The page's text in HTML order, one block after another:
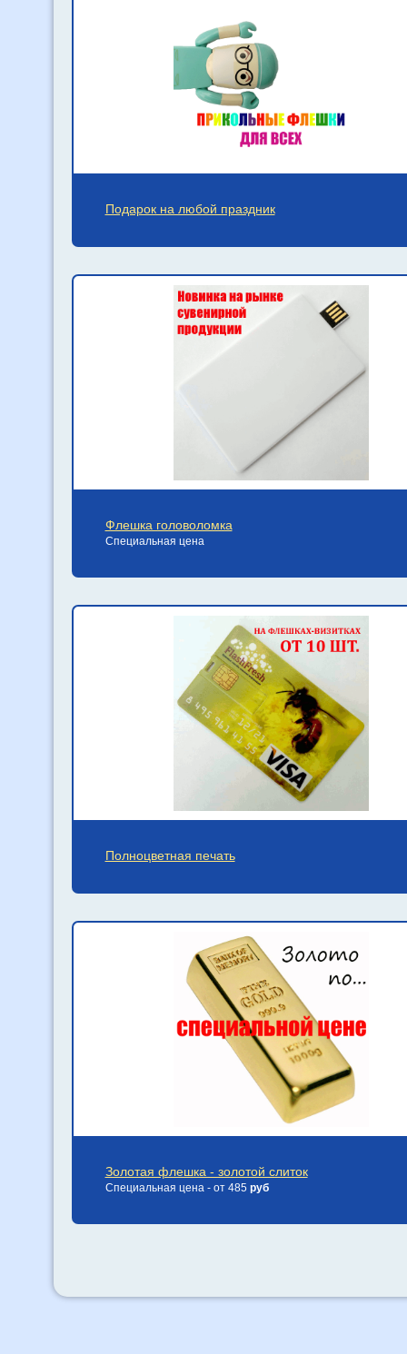
Подарок на любой праздник
Флешка головоломка
Специальная цена
Полноцветная печать
Золотая флешка - золотой слиток
Специальная цена - от 485 руб